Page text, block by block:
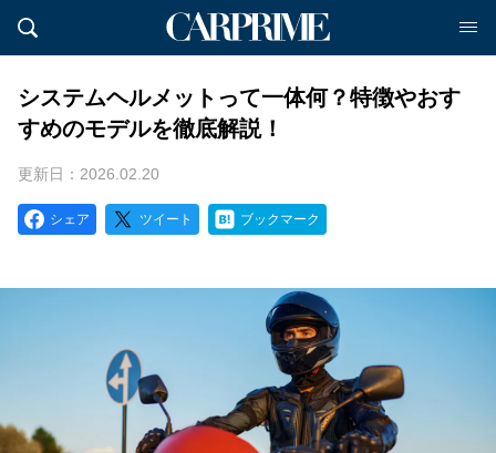
システムヘルメットって一体何？特徴やおす
すめのモデルを徹底解説！
更新日：2026.02.20
シェア ツイート ブックマーク